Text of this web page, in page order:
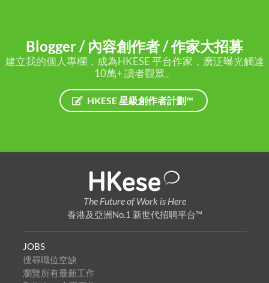
Blogger / 內容創作者 / 作家大招募
建立我的個人專欄，成為HKESE 平台作家，廣泛曝光觸達
10萬+ 讀者觀眾。
HKESE 星級創作者計劃™
The Future of Work is Here
香港及亞洲No.1 新世代招聘平台™
JOBS
搜尋職位空缺
瀏覽所有最新工作